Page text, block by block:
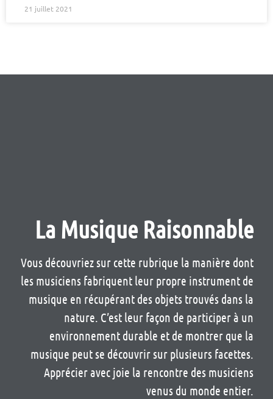
21 juillet 2021
La Musique Raisonnable
Vous découvriez sur cette rubrique la manière dont
les musiciens fabriquent leur propre instrument de
musique en récupérant des objets trouvés dans la
nature. C’est leur façon de participer à un
environnement durable et de montrer que la
musique peut se découvrir sur plusieurs facettes.
Apprécier avec joie la rencontre des musiciens
venus du monde entier.